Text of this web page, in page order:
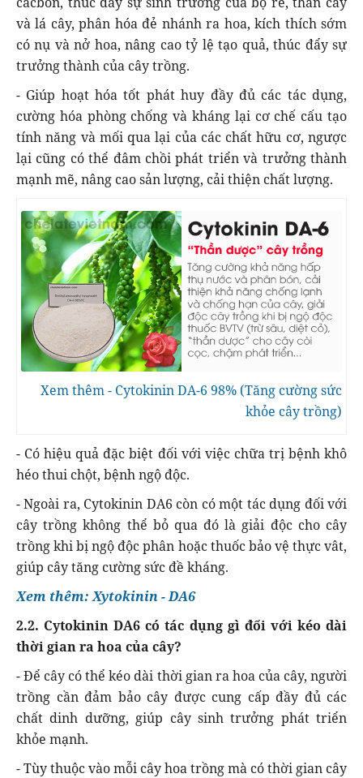
và lá cây, phân hóa đẻ nhánh ra hoa, kích thích sớm
có nụ và nở hoa, nâng cao tỷ lệ tạo quả, thúc đẩy sự
trưởng thành của cây trồng.
- Giúp hoạt hóa tốt phát huy đầy đủ các tác dụng,
cường hóa phòng chống và kháng lại cơ chế cấu tạo
tính năng và mối qua lại của các chất hữu cơ, ngược
lại cũng có thể đâm chồi phát triển và trưởng thành
mạnh mẽ, nâng cao sản lượng, cải thiện chất lượng.
Xem thêm - Cytokinin DA-6 98% (Tăng cường sức
khỏe cây trồng)
- Có hiệu quả đặc biệt đối với việc chữa trị bệnh khô
héo thui chột, bệnh ngộ độc.
- Ngoài ra, Cytokinin DA6 còn có một tác dụng đối với
cây trồng không thể bỏ qua đó là giải độc cho cây
trồng khi bị ngộ độc phân hoặc thuốc bảo vệ thực vât,
giúp cây tăng cường sức đề kháng.
X​em thêm: Xytokinin - DA6
2.2. Cytokinin DA6 có tác dụng gì đối với kéo dài
thời gian ra hoa của cây?
- Để cây có thể kéo dài thời gian ra hoa của cây, người
trồng cần đảm bảo cây được cung cấp đầy đủ các
chất dinh dưỡng, giúp cây sinh trưởng phát triển
khỏe mạnh.
- Tùy thuộc vào mỗi cây hoa trồng mà có thời gian cây